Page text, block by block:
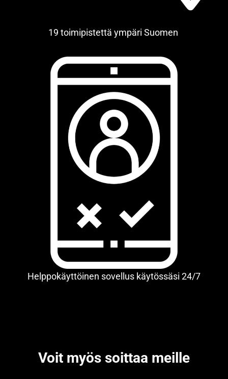
19 toimipistettä ympäri Suomen
Helppokäyttöinen sovellus käytössäsi 24/7
Voit myös soittaa meille